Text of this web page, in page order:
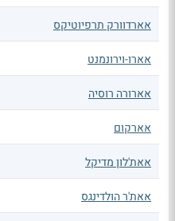
אארדוורק תרפיוטיקס
אארו-וירונמנט
אארורה רוסיה
אארקום
אאת'לון מדיקל
אאת'ר הולדינגס